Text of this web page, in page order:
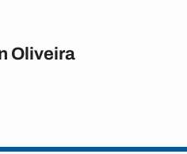
Oliveira